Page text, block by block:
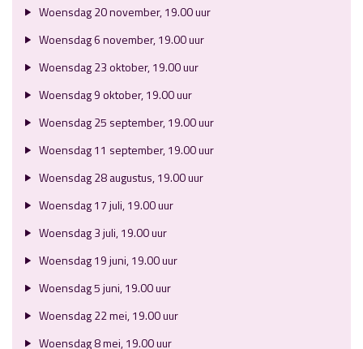
Woensdag 20 november, 19.00 uur
Woensdag 6 november, 19.00 uur
Woensdag 23 oktober, 19.00 uur
Woensdag 9 oktober, 19.00 uur
Woensdag 25 september, 19.00 uur
Woensdag 11 september, 19.00 uur
Woensdag 28 augustus, 19.00 uur
Woensdag 17 juli, 19.00 uur
Woensdag 3 juli, 19.00 uur
Woensdag 19 juni, 19.00 uur
Woensdag 5 juni, 19.00 uur
Woensdag 22 mei, 19.00 uur
Woensdag 8 mei, 19.00 uur